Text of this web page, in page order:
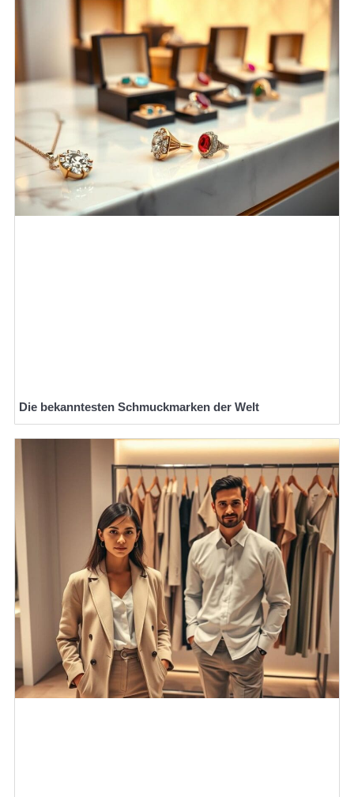
Die bekanntesten Schmuckmarken der Welt